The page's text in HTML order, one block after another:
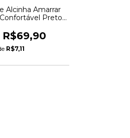
Alcinha Amarrar
Preto -
R$69,90
R$7,11